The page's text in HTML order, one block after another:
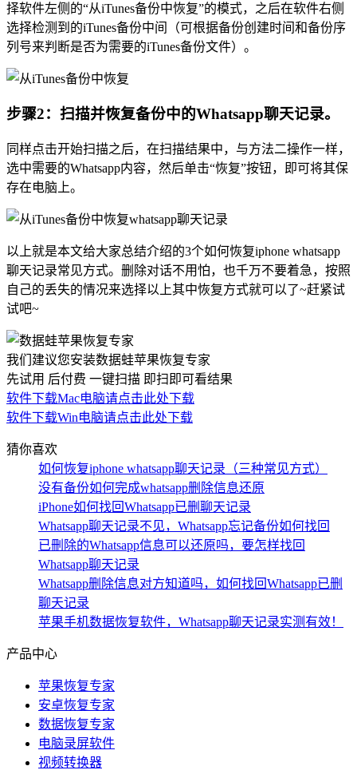
择软件左侧的“从iTunes备份中恢复”的模式，之后在软件右侧
选择检测到的iTunes备份中间（可根据备份创建时间和备份序
列号来判断是否为需要的iTunes备份文件）。
步骤2：扫描并恢复备份中的Whatsapp聊天记录。
同样点击开始扫描之后，在扫描结果中，与方法二操作一样，
选中需要的Whatsapp内容，然后单击“恢复”按钮，即可将其保
存在电脑上。
以上就是本文给大家总结介绍的3个如何恢复iphone whatsapp
聊天记录常见方式。删除对话不用怕，也千万不要着急，按照
自己的丢失的情况来选择以上其中恢复方式就可以了~赶紧试
试吧~
我们建议您安装数据蛙苹果恢复专家
先试用 后付费 一键扫描 即扫即可看结果
软件下载Mac电脑请点击此处下载
软件下载Win电脑请点击此处下载
猜你喜欢
如何恢复iphone whatsapp聊天记录（三种常见方式）
没有备份如何完成whatsapp删除信息还原
iPhone如何找回Whatsapp已删聊天记录
Whatsapp聊天记录不见，Whatsapp忘记备份如何找回
已刪除的Whatsapp信息可以还原吗，要怎样找回
Whatsapp聊天记录
Whatsapp删除信息对方知道吗，如何找回Whatsapp已删
聊天记录
苹果手机数据恢复软件，Whatsapp聊天记录实测有效！
产品中心
苹果恢复专家
安卓恢复专家
数据恢复专家
电脑录屏软件
视频转换器